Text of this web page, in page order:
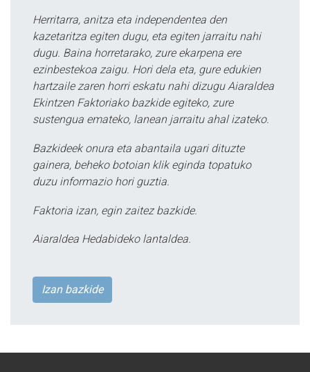
Herritarra, anitza eta independentea den
kazetaritza egiten dugu, eta egiten jarraitu nahi
dugu. Baina horretarako, zure ekarpena ere
ezinbestekoa zaigu. Hori dela eta, gure edukien
hartzaile zaren horri eskatu nahi dizugu Aiaraldea
Ekintzen Faktoriako bazkide egiteko, zure
sustengua emateko, lanean jarraitu ahal izateko.
Bazkideek onura eta abantaila ugari dituzte
gainera, beheko botoian klik eginda topatuko
duzu informazio hori guztia.
Faktoria izan, egin zaitez bazkide.
Aiaraldea Hedabideko lantaldea.
Izan bazkide